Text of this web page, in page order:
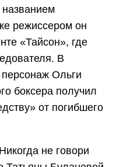
режиссером он
«Тайсон», где
В
Ольги
боксера получил
от погибшего
не говори